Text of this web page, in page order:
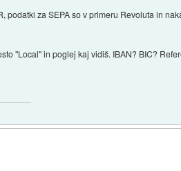
za SEPA so v primeru Revoluta in
"Local" in poglej kaj vidiš. IBAN? BIC?